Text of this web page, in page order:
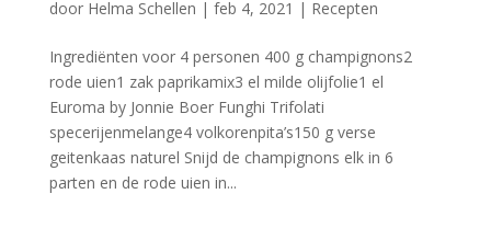
door Helma Schellen | feb 4, 2021 | Recepten
Ingrediënten voor 4 personen 400 g champignons2
rode uien1 zak paprikamix3 el milde olijfolie1 el
Euroma by Jonnie Boer Funghi Trifolati
specerijenmelange4 volkorenpita’s150 g verse
geitenkaas naturel Snijd de champignons elk in 6
parten en de rode uien in...